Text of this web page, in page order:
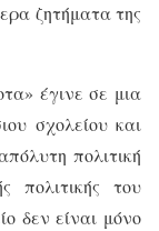
ζητήματα της
έγινε σε μια
σχολείου και
πολιτική
πολιτικής του
δεν είναι μόνο